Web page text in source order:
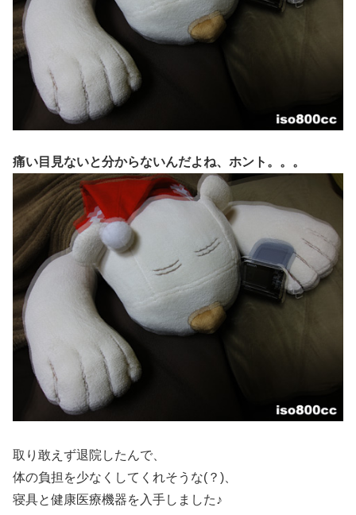
痛い目見ないと分からないんだよね、ホント。。。
取り敢えず退院したんで、
体の負担を少なくしてくれそうな(？)、
寝具と健康医療機器を入手しました♪